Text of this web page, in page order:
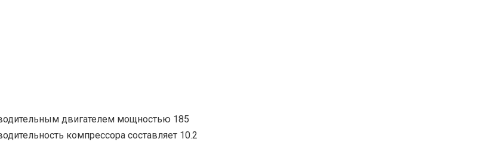
двигателем мощностью 185
компрессора составляет 10.2